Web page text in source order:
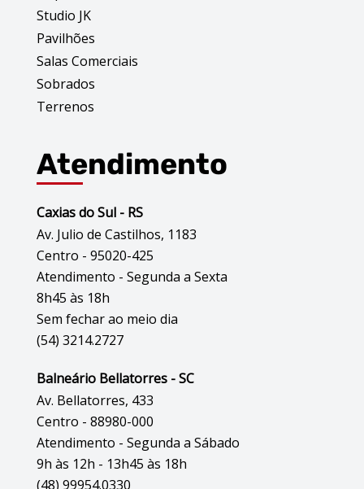
Studio JK
Pavilhões
Salas Comerciais
Sobrados
Terrenos
Atendimento
Caxias do Sul - RS
Av. Julio de Castilhos, 1183
Centro - 95020-425
Atendimento - Segunda a Sexta
8h45 às 18h
Sem fechar ao meio dia
(54) 3214.2727
Balneário Bellatorres - SC
Av. Bellatorres, 433
Centro - 88980-000
Atendimento - Segunda a Sábado
9h às 12h - 13h45 às 18h
(48) 99954.0330